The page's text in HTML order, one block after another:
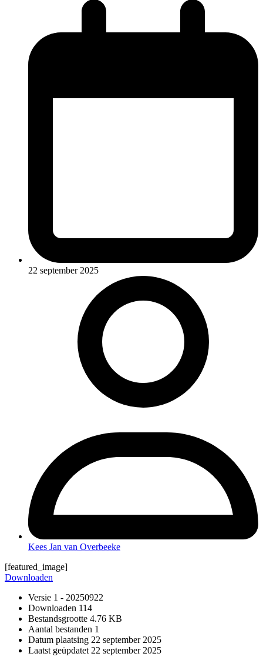
22 september 2025
Kees Jan van Overbeeke
[featured_image]
Downloaden
Versie 1 - 20250922
Downloaden 114
Bestandsgrootte 4.76 KB
Aantal bestanden 1
Datum plaatsing 22 september 2025
Laatst geüpdatet 22 september 2025